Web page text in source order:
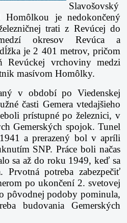
Slavošovský
je nedokončený
trati z Revúcej do
okresov Revúca a
je 2 401 metrov, pričom
Revúckej vrchoviny medzi
masívom Homôlky.
v období po Viedenskej
časti Gemera vtedajšieho
prístupné po železnici, v
Gemerských spojok. Tunel
a prerazený bol v apríli
SNP. Práce boli načas
sa až do roku 1949, keď sa
Prvotná potreba zabezpečiť
po ukončení 2. svetovej
pôvodnej podoby pominula,
budovania Gemerských